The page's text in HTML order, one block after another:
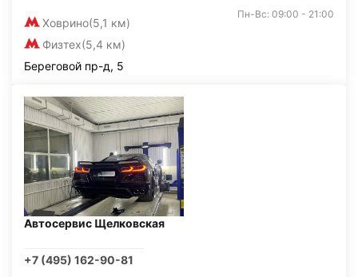
Ховрино(5,1 км)
Физтех(5,4 км)
Пн-Вс: 09:00 - 21:00
Береговой пр-д, 5
Автосервис Щелковская
+7 (495) 162-90-81